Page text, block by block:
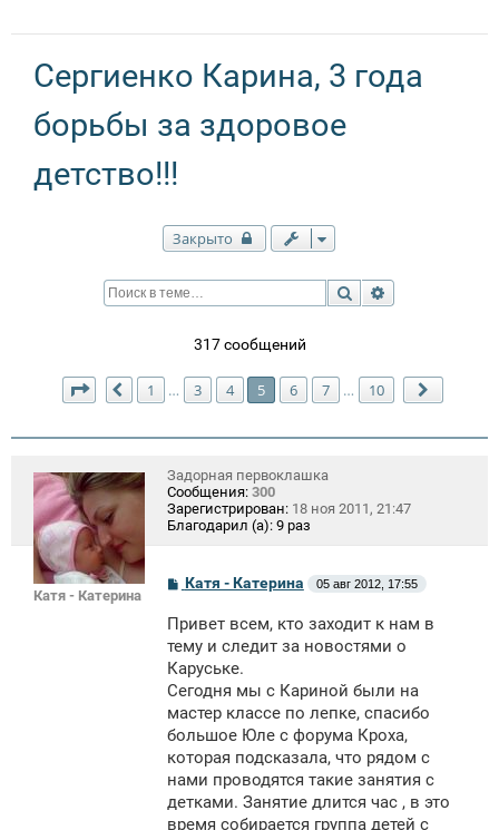
Сергиенко Карина, 3 года
борьбы за здоровое
детство!!!
Закрыто
Поиск
317 сообщений
Страница 5из 10
Пред.
1 … 3 4 5 6 7 … 10
Катя - Катерина
Задорная первоклашка
Сообщения: 300
Зарегистрирован: 18 ноя 2011, 21:47
Благодарил (а): 9 раз
С
б
щ
н
и
Катя - Катерина 05 авг 2012, 17:55
Привет всем, кто заходит к нам в
тему и следит за новостями о
Каруське.
Сегодня мы с Кариной были на
мастер классе по лепке, спасибо
большое Юле с форума Кроха,
которая подсказала, что рядом с
нами проводятся такие занятия с
детками. Занятие длится час , в это
время собирается группа детей с